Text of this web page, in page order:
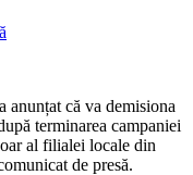
anunțat că va demisiona
terminarea campaniei
al filialei locale din
de presă.